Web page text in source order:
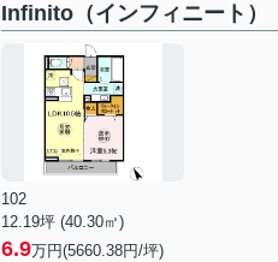
Infinito（インフィニート
102
12.19坪 (40.30㎡)
6.9万円(5660.38円/坪)